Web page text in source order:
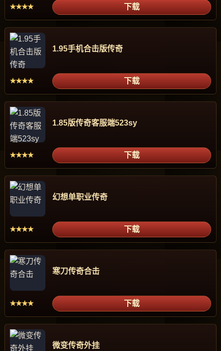
★★★★ 下载
1.95手机合击版传奇
★★★★ 下载
1.85版传奇客服端523sy
★★★★ 下载
幻想单职业传奇
★★★★ 下载
寒刀传奇合击
★★★★ 下载
微变传奇外挂